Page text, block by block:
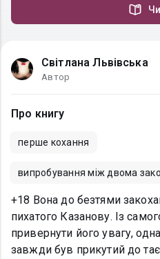
Світлана Львівська
Автор
Про книгу
перше кохання
випробування між двома
+18 Вона до безтями
пихатого Казанову. Із
привернути його увагу,
завжди був прикутий до